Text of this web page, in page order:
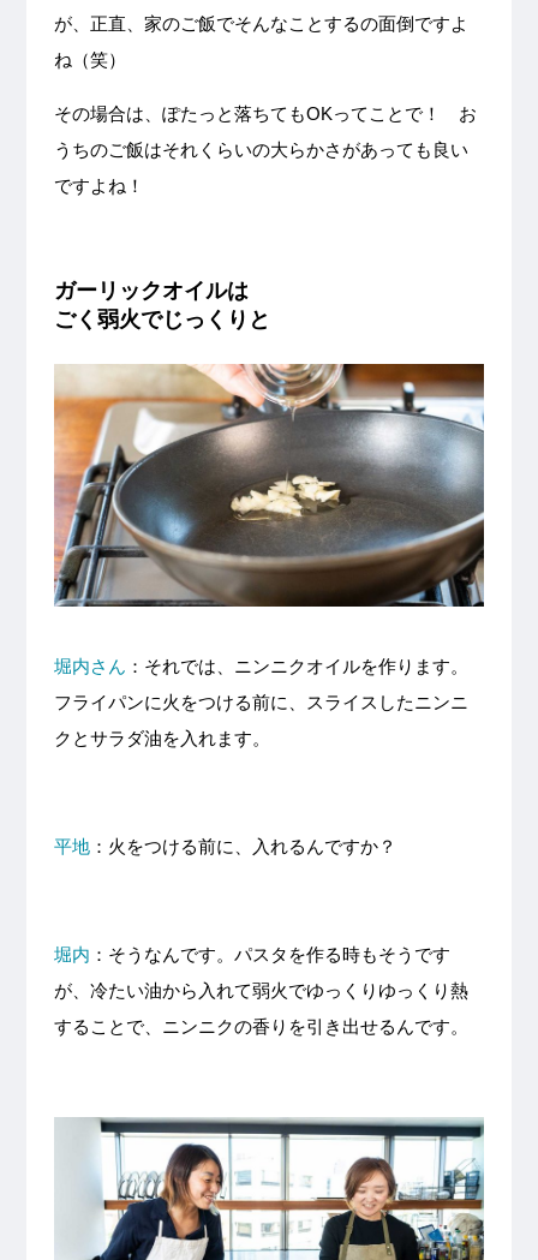
が、正直、家のご飯でそんなことするの面倒ですよ
ね（笑）
その場合は、ぽたっと落ちてもOKってことで！ お
うちのご飯はそれくらいの大らかさがあっても良い
ですよね！
ガーリックオイルは
ごく弱火でじっくりと
堀内さん ：それでは、ニンニクオイルを作ります。
フライパンに火をつける前に、スライスしたニンニ
クとサラダ油を入れます。
平地：火をつける前に、入れるんですか？
堀内 ：そうなんです。パスタを作る時もそうです
が、冷たい油から入れて弱火でゆっくりゆっくり熱
することで、ニンニクの香りを引き出せるんです。